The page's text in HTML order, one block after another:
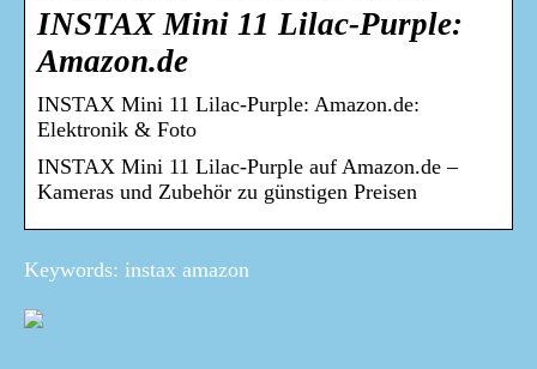
INSTAX Mini 11 Lilac-Purple:
Amazon.de
INSTAX Mini 11 Lilac-Purple: Amazon.de:
Elektronik & Foto
INSTAX Mini 11 Lilac-Purple auf Amazon.de –
Kameras und Zubehör zu günstigen Preisen
Keywords: instax amazon